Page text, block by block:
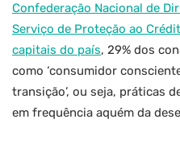
Confederação Nacional de
Serviço de Proteção ao
capitais do país, 29% dos
como ‘consumidor
transição’, ou seja, práticas
em frequência aquém da